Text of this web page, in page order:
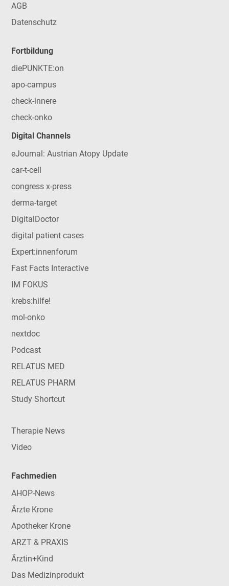
AGB
Datenschutz
Fortbildung
diePUNKTE:on
apo-campus
check-innere
check-onko
Digital Channels
eJournal: Austrian Atopy Update
car-t-cell
congress x-press
derma-target
DigitalDoctor
digital patient cases
Expert:innenforum
Fast Facts Interactive
IM FOKUS
krebs:hilfe!
mol-onko
nextdoc
Podcast
RELATUS MED
RELATUS PHARM
Study Shortcut
Therapie News
Video
Fachmedien
AHOP-News
Ärzte Krone
Apotheker Krone
ARZT & PRAXIS
Ärztin+Kind
Das Medizinprodukt